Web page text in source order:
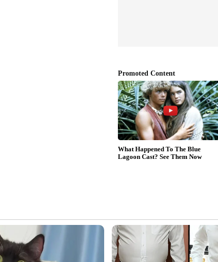
നിലവിലുള്ള കേസുകളിൽ
സർക്കാരിന്റെ ഒടുവിലത്തെ
സിബിഐ അന്വേഷണം
റദ്ദാക്കിയിരുന്നു.